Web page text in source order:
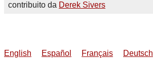
contribuito da Derek Sivers
English Español Français Deutsch